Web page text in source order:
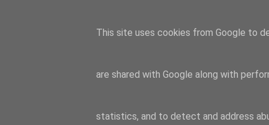
This site uses cookies from Google to
are shared with Google along with
statistics, and to detect and address